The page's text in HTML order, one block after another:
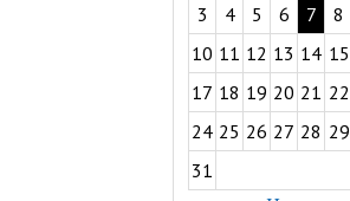
3
4 5 6 7 8
10 11 12 13 14 15
17 18 19 20 21 22
24 25 26 27 28 29
31